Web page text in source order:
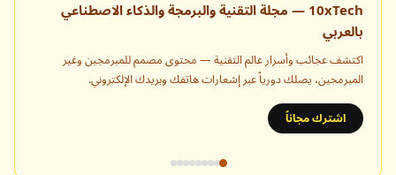
10xTech — مجلة التقنية والبرمجة والذكاء الاصطناعي
بالعربي
اكتشف عجائب وأسرار عالم التقنية — محتوى مصمم للمبرمجين وغير
المبرمجين، يصلك دورياً عبر إشعارات هاتفك وبريدك الإلكتروني.
اشترك مجاناً